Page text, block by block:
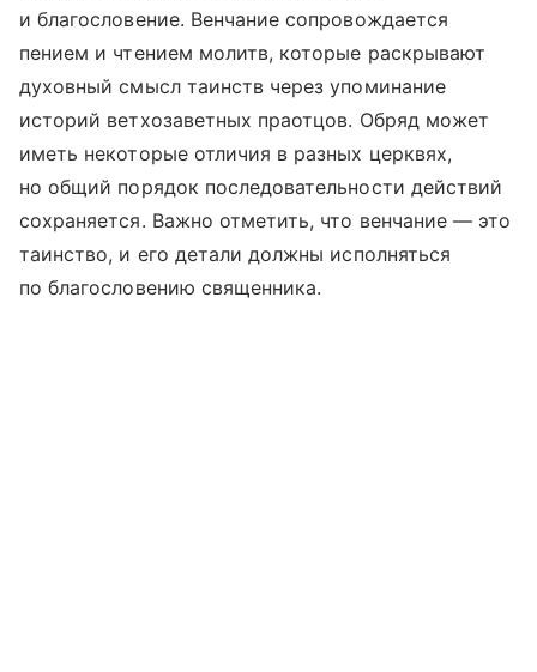
и благословение. Венчание сопровождается
пением и чтением молитв, которые раскрывают
духовный смысл таинств через упоминание
историй ветхозаветных праотцов. Обряд может
иметь некоторые отличия в разных церквях,
но общий порядок последовательности действий
сохраняется. Важно отметить, что венчание — это
таинство, и его детали должны исполняться
по благословению священника.